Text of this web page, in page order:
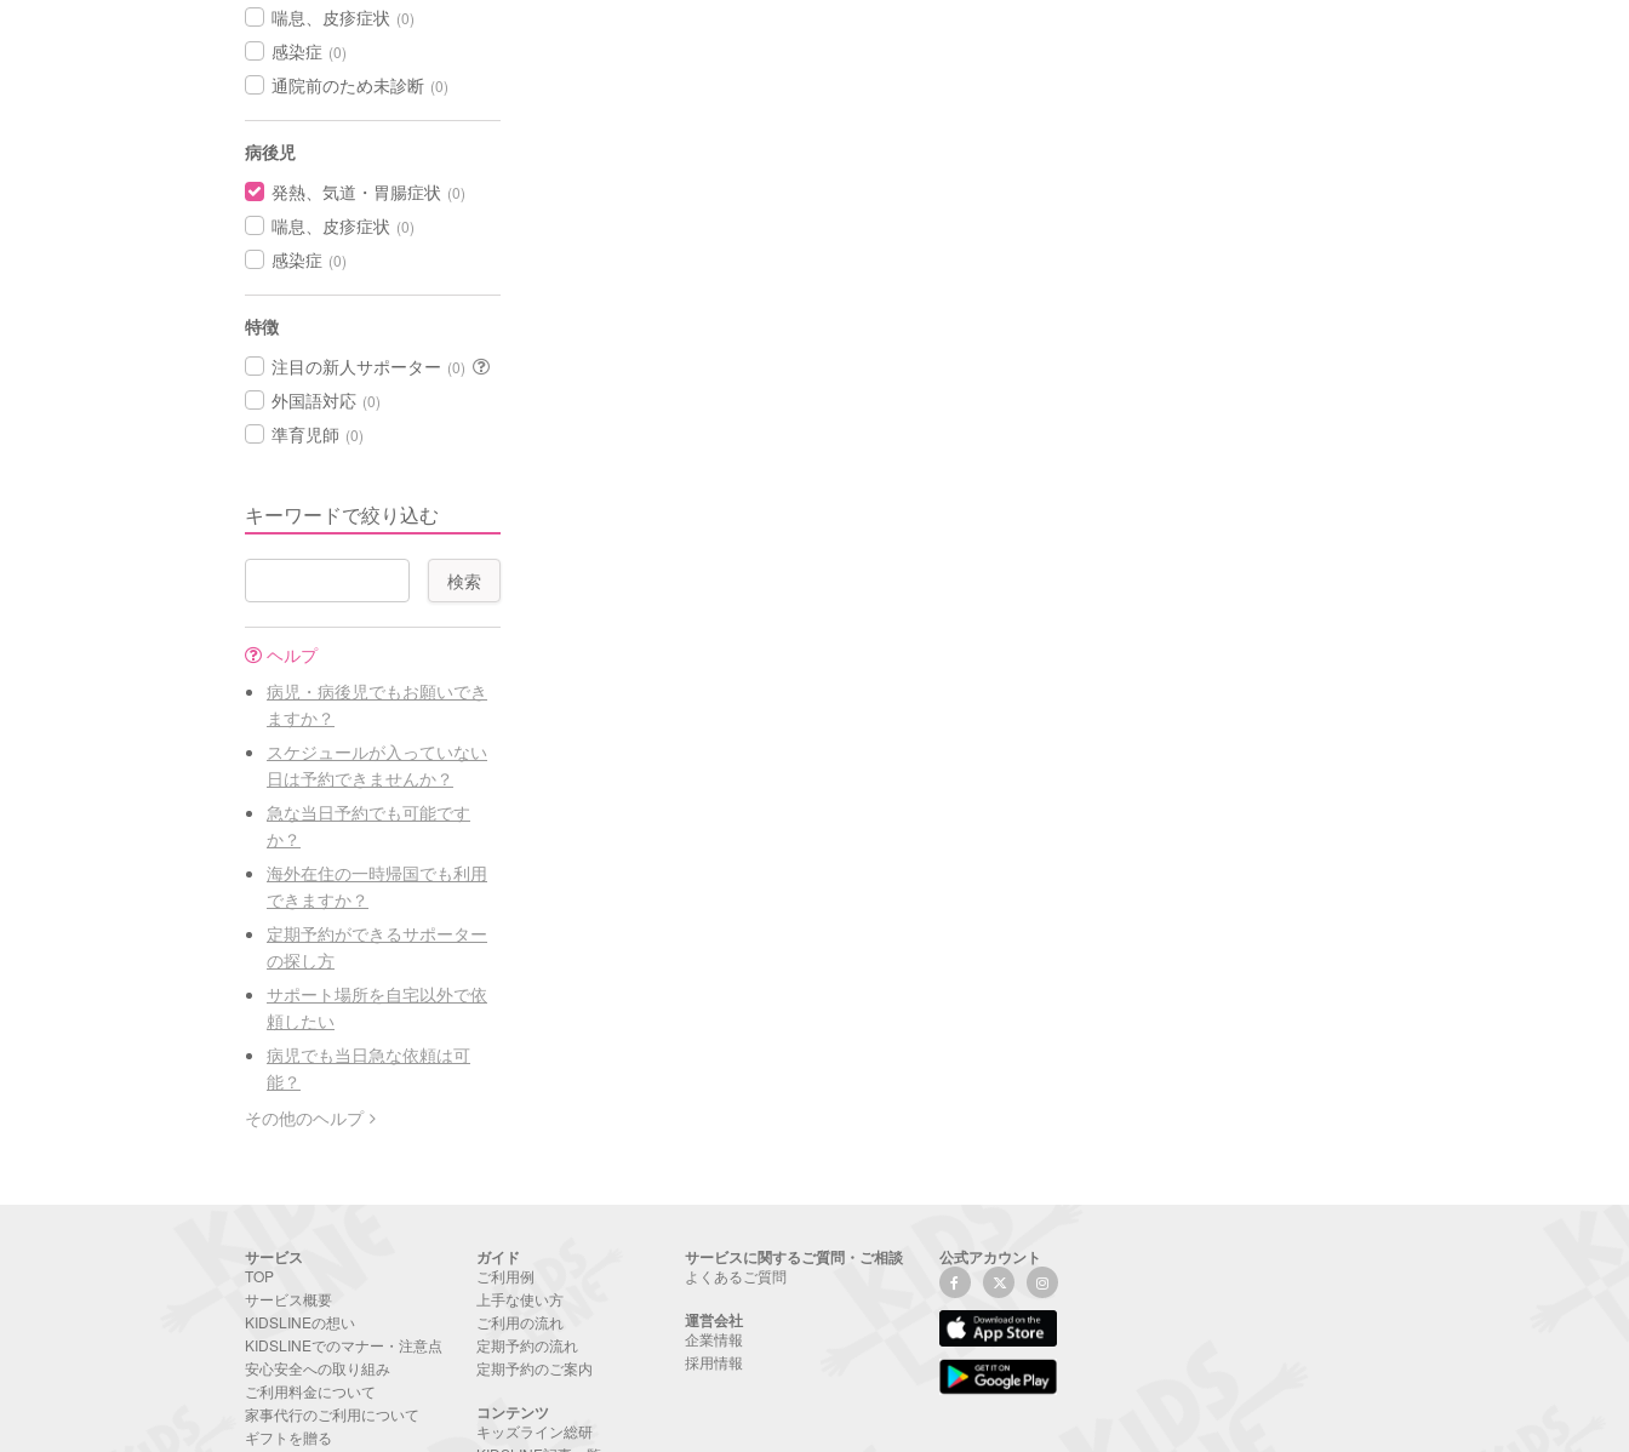
喘息、皮疹症状 (0)
感染症 (0)
通院前のため未診断 (0)
病後児
発熱、気道・胃腸症状 (0)
喘息、皮疹症状 (0)
感染症 (0)
特徴
注目の新人サポーター (0)
外国語対応 (0)
準育児師 (0)
キーワードで絞り込む
ヘルプ
病児・病後児でもお願いでき
ますか？
スケジュールが入っていない
日は予約できませんか？
急な当日予約でも可能です
か？
海外在住の一時帰国でも利用
できますか？
定期予約ができるサポーター
の探し方
サポート場所を自宅以外で依
頼したい
病児でも当日急な依頼は可
能？
その他のヘルプ
サービス
TOP
サービス概要
KIDSLINEの想い
KIDSLINEでのマナー・注意点
安心安全への取り組み
ご利用料金について
家事代行のご利用について
ギフトを贈る
ガイド
ご利用例
上手な使い方
ご利用の流れ
定期予約の流れ
定期予約のご案内
コンテンツ
キッズライン総研
サービスに関するご質問・ご相談
よくあるご質問
運営会社
企業情報
採用情報
公式アカウント